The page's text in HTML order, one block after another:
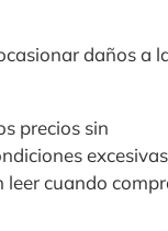
daños a
precios sin
leer cuando